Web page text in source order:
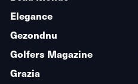
Elegance
Gezondnu
Golfers Magazine
Grazia